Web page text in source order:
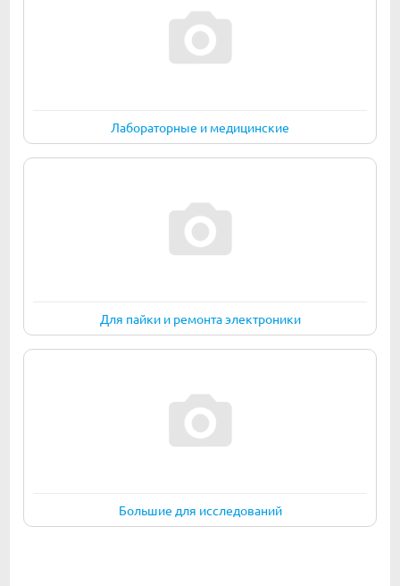
Лабораторные и медицинские
Для пайки и ремонта электроники
Большие для исследований